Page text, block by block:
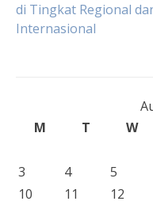
di Tingkat Regional
Internasional
M
T W
3
4 5
10
11 12